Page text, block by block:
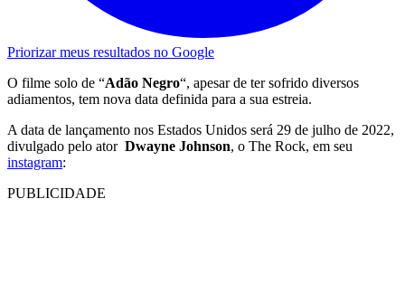
Priorizar meus resultados no Google
O filme solo de “Adão Negro“, apesar de ter sofrido diversos
adiamentos, tem nova data definida para a sua estreia.
A data de lançamento nos Estados Unidos será 29 de julho de 2022,
divulgado pelo ator Dwayne Johnson, o The Rock, em seu
instagram:
PUBLICIDADE